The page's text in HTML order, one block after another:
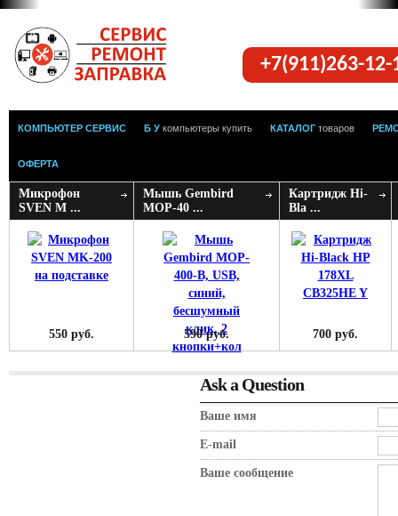
+7(911)263-
КОМПЬЮТЕР СЕРВИС Б У компьютеры купить КАТАЛОГ товаров
ОФЕРТА
Микрофон
SVEN M ...
550 руб.
Мышь Gembird
MOP-40 ...
590 руб.
Картридж Hi-
Bla ...
700 руб.
Ask a Question
Ваше имя
E-mail
Ваше сообщение